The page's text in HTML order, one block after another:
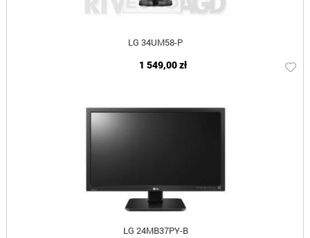
LG 34UM58-P
1 549,00 zł
LG 24MB37PY-B